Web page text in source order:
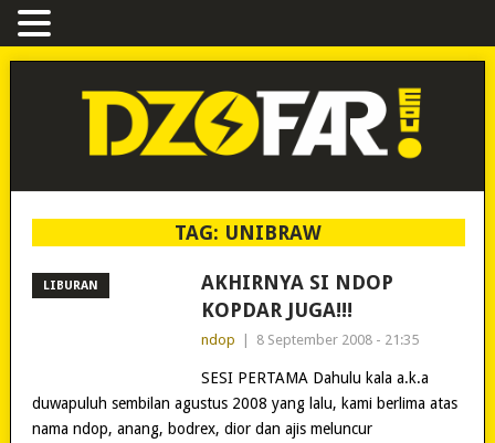
TAG: UNIBRAW
LIBURAN
AKHIRNYA SI NDOP
KOPDAR JUGA!!!
ndop 8 September 2008 - 21:35
SESI PERTAMA Dahulu kala a.k.a
duwapuluh sembilan agustus 2008 yang lalu, kami berlima atas
nama ndop, anang, bodrex, dior dan ajis meluncur